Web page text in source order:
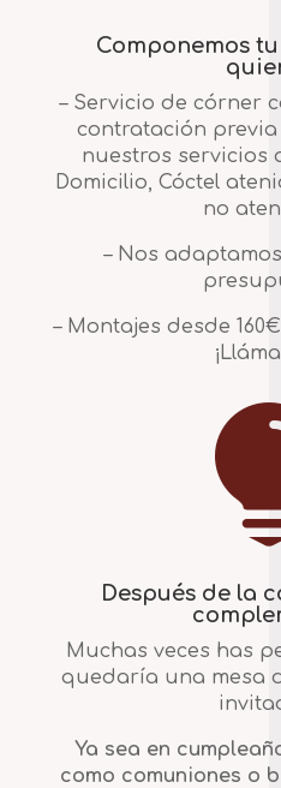
Componemos
– Servicio de córner
contratación
nuestros servicios
Domicilio, Cóctel
no
– Nos
– Montajes desde
Después de la
Muchas veces has
quedaría una mesa
Ya sea en
como comuniones o